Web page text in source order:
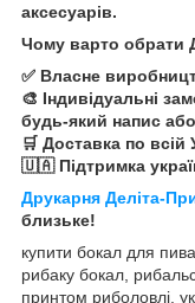
аксесуарів.
Чому варто обрати
✅ Власне
🎨 Індивідуальні
будь-який напис
🛒 Доставка по всій
🇺🇦 Підтримка
Друкарня Деліта-
близьке!
купити бокал для
рибаку бокал,
принтом риболовлі,